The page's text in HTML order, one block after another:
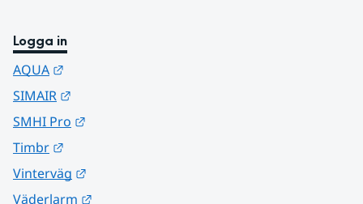
Logga in
AQUA
SIMAIR
SMHI Pro
Timbr
Vinterväg
Väderlarm